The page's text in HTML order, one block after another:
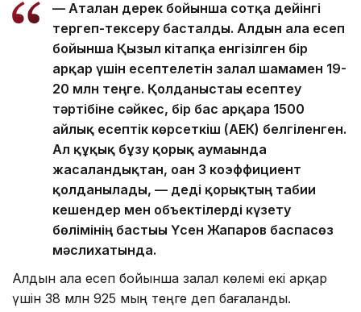
— Аталған дерек бойынша сотқа дейінгі
тергеп-тексеру басталды. Алдын ала есеп
бойынша Қызыл кітапқа енгізілген бір
арқар үшін есептелетін залал шамамен 19-
20 млн теңге. Қолданыстағы есептеу
тәртібіне сәйкес, бір бас арқарға 1500
айлық есептік көрсеткіш (АЕК) белгіленген.
Ал құқық бұзу қорық аумағында
жасалғандықтан, оған 3 коэффициент
қолданылады, — деді қорықтың табиғи
кешендер мен объектілерді күзету
бөлімінің бастығы Үсен Жапаров баспасөз
мәслихатында.
Алдын ала есеп бойынша залал көлемі екі арқар
үшін 38 млн 925 мың теңге деп бағаланды.